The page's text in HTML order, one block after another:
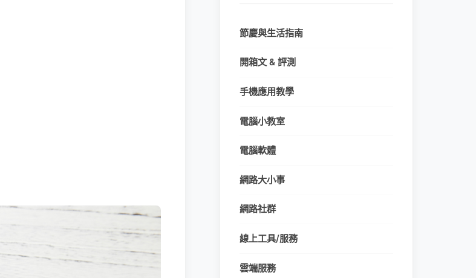
節慶與生活指南
開箱文 & 評測
手機應用教學
電腦小教室
電腦軟體
網路大小事
網路社群
線上工具/服務
雲端服務